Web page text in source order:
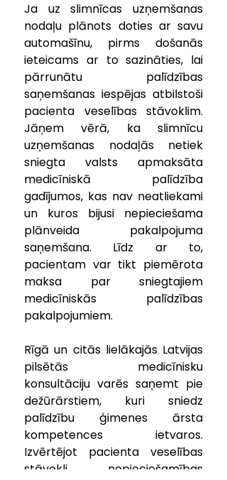
Ja uz slimnīcas uzņemšanas
nodaļu plānots doties ar savu
automašīnu, pirms došanās
ieteicams ar to sazināties, lai
pārrunātu palīdzības
saņemšanas iespējas atbilstoši
pacienta veselības stāvoklim.
Jāņem vērā, ka slimnīcu
uzņemšanas nodaļās netiek
sniegta valsts apmaksāta
medicīniskā palīdzība
gadījumos, kas nav neatliekami
un kuros bijusi nepieciešama
plānveida pakalpojuma
saņemšana. Līdz ar to,
pacientam var tikt piemērota
maksa par sniegtajiem
medicīniskās palīdzības
pakalpojumiem.
Rīgā un citās lielākajās Latvijas
pilsētās medicīnisku
konsultāciju varēs saņemt pie
dežūrārstiem, kuri sniedz
palīdzību ģimenes ārsta
kompetences ietvaros.
Izvērtējot pacienta veselības
stāvokli, nepieciešamības